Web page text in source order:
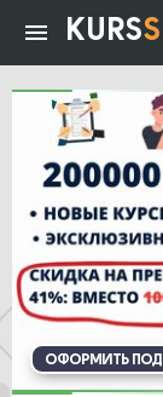
KURS
ОФОРМИТЬ